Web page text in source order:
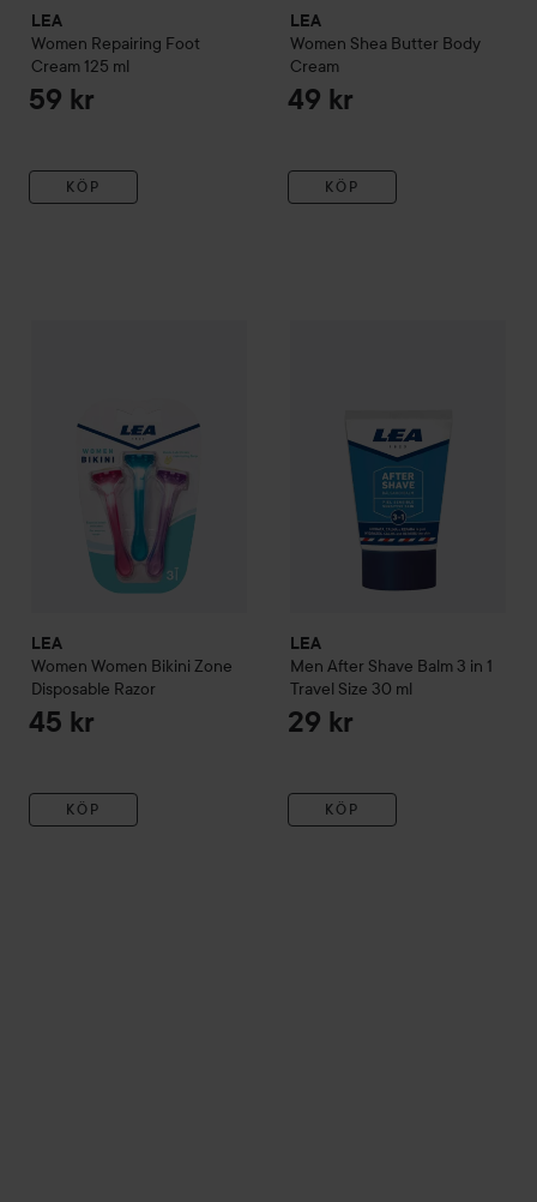
LEA
Women Repairing Foot
Cream 125 ml
59 kr
KÖP
LEA
Women Shea Butter Body
Cream
49 kr
KÖP
LEA
Women Women Bikini Zone
Disposable Razor
45 kr
KÖP
LEA
Men After Shave Balm 3 in 1
Travel Size 30 ml
29 kr
KÖP